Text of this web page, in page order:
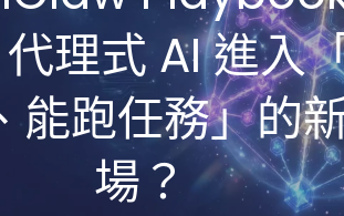
理式 AI 進入
能跑任務」的
場？